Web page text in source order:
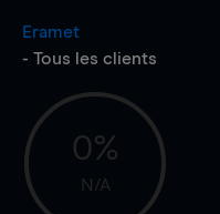
Eramet
- Tous les clients
0%
N/A